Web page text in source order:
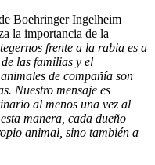
Boehringer Ingelheim
la importancia de la
frente a la rabia es a
las familias y el
de compañía son
Nuestro mensaje es
al menos una vez al
manera, cada dueño
animal, sino también a